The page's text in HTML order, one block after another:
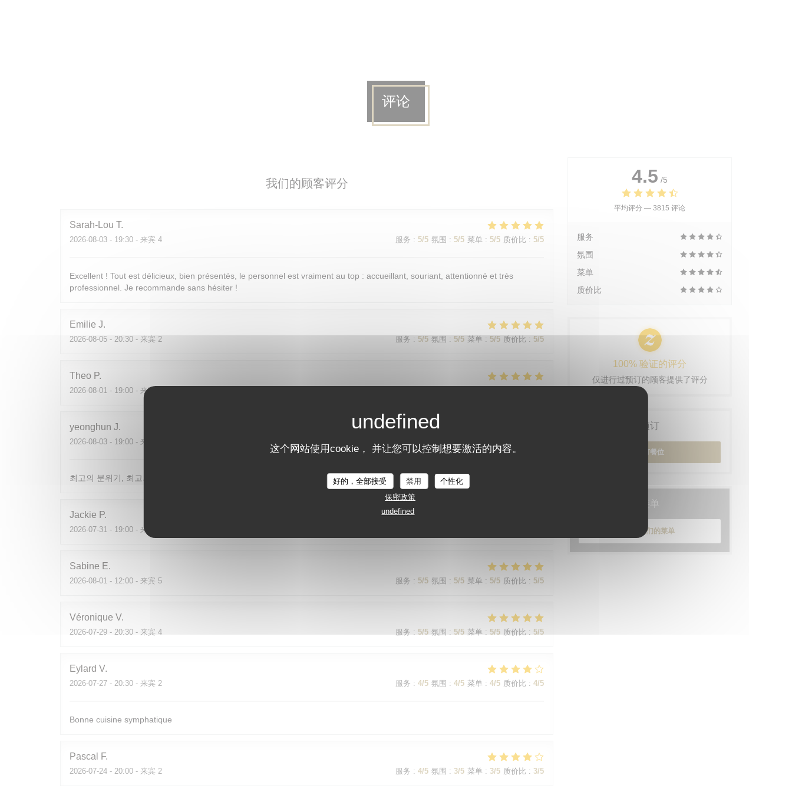
这个网站使用cookie， 并让您可以控制想要激活的内容。
好的，全部接受 禁用
个性化
保密政策
undefined
评论
我们的顾客评分
Sarah-Lou T
2026-08-03 - 19:30 - 来宾 4 服务 : 5/5 氛围 : 5/5 菜单 : 5/5 质价比 : 5/5
Excellent ! Tout est délicieux, bien présentés, le personnel est vraiment au top : accueillant, souriant, attentionné et très
professionnel. Je recommande sans hésiter !
Emilie J
2026-08-05 - 20:30 - 来宾 2 服务 : 5/5 氛围 : 5/5 菜单 : 5/5 质价比 : 5/5
Theo P
2026-08-01 - 19:00 - 来宾 2
yeonghun J
2026-08-03 - 19:00 - 来宾 4 服务 : 5 /5 氛围 /5 菜单 : /5 质价比
최고의 분위기, 최고의 맛, 프랑스어가 서툴지만 서버가 친절함
Jackie P
2026-07-31 - 19:00 - 来宾 2
Sabine E
2026-08-01 - 12:00 - 来宾 5 服务 : 5/5 氛围 : 5/5 菜单 : 5/5 质价比 : 5/5
Véronique V
2026-07-29 - 20:30 - 来宾 4 服务 : 5/5 氛围 : 5/5 菜单 : 5/5 质价比 : 5/5
Eylard V
2026-07-27 - 20:30 - 来宾 2 服务 : 4/5 氛围 : 4/5 菜单 : 4/5 质价比 : 4/5
Bonne cuisine symphatique
Pascal F
2026-07-24 - 20:00 - 来宾 2 服务 : 4/5 氛围 : 3/5 菜单 : 3/5 质价比 : 3/5
4.5 /5
平均评分 — 3815 评论
服务
氛围
菜单
质价比
100% 验证的评分
仅进行过预订的顾客提供了评分
预订
预订餐位
菜单
发现我们的菜单